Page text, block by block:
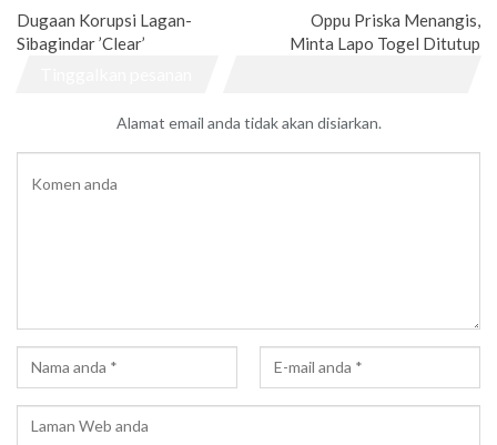
Dugaan Korupsi Lagan-
Sibagindar ’Clear’
Oppu Priska Menangis,
Minta Lapo Togel Ditutup
Alamat email anda tidak akan disiarkan.